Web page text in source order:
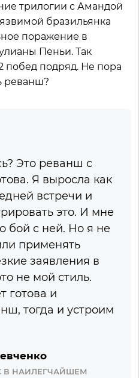
трилогии с Амандой
бразильянка
поражение в
Пеньи. Так
побед подряд. Не пора
реванш?
Это реванш с
Я выросла как
встречи и
это. И мне
бой с ней. Но я не
применять
заявления в
не мой стиль.
готова и
тогда и устроим
В НАИЛЕГЧАЙШЕМ